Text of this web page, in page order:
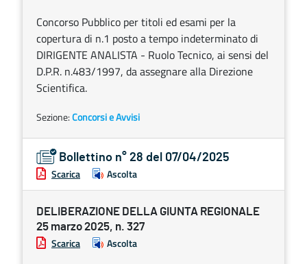
Concorso Pubblico per titoli ed esami per la
copertura di n.1 posto a tempo indeterminato di
DIRIGENTE ANALISTA - Ruolo Tecnico, ai sensi del
D.P.R. n.483/1997, da assegnare alla Direzione
Scientifica.
Sezione:Concorsi e Avvisi
Bollettino n° 28 del 07/04/2025
Scarica Ascolta
DELIBERAZIONE DELLA GIUNTA REGIONALE
25 marzo 2025, n. 327
Scarica Ascolta